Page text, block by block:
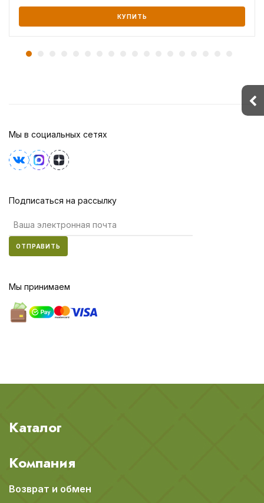
КУПИТЬ
Мы в социальных сетях
Подписаться на рассылку
ОТПРАВИТЬ
Мы принимаем
Каталог
Компания
Возврат и обмен